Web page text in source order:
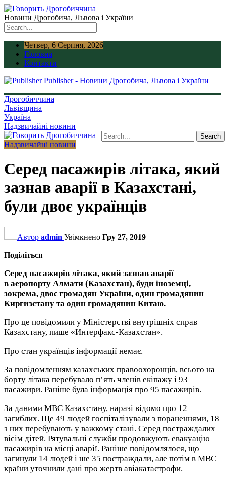
Новини Дрогобича, Львова і України
Четвер, 6 Серпня, 2026
Головна
Контакти
Publisher - Новини Дрогобича, Львова і України
Дрогобиччина
Львівщина
Україна
Надзвичайні новини
Надзвичайні новини
Серед пасажирів літака, який
зазнав аварії в Казахстані,
були двоє українців
Автор admin Увімкнено Гру 27, 2019
Поділіться
Серед пасажирів літака, який зазнав аварії
в аеропорту Алмати (Казахстан), буди іноземці,
зокрема, двоє громадян України, один громадянин
Киргизстану та один громадянин Китаю.
Про це повідомили у Міністерстві внутрішніх справ
Казахстану, пише «Интерфакс-Казахстан».
Про стан українців інформації немає.
За повідомленням казахських правоохоронців, всього на
борту літака перебувало п’ять членів екіпажу і 93
пасажири. Раніше була інформація про 95 пасажирів.
За даними МВС Казахстану, наразі відомо про 12
загиблих. Ще 49 людей госпіталізували з пораненнями, 18
з них перебувають у важкому стані. Серед постраждалих
вісім дітей. Рятувальні служби продовжують евакуацію
пасажирів на місці аварії. Раніше повідомлялося, що
загинули 14 людей і ше 35 постраждали, але потім в МВС
країни уточнили дані про жертв авіакатастрофи.